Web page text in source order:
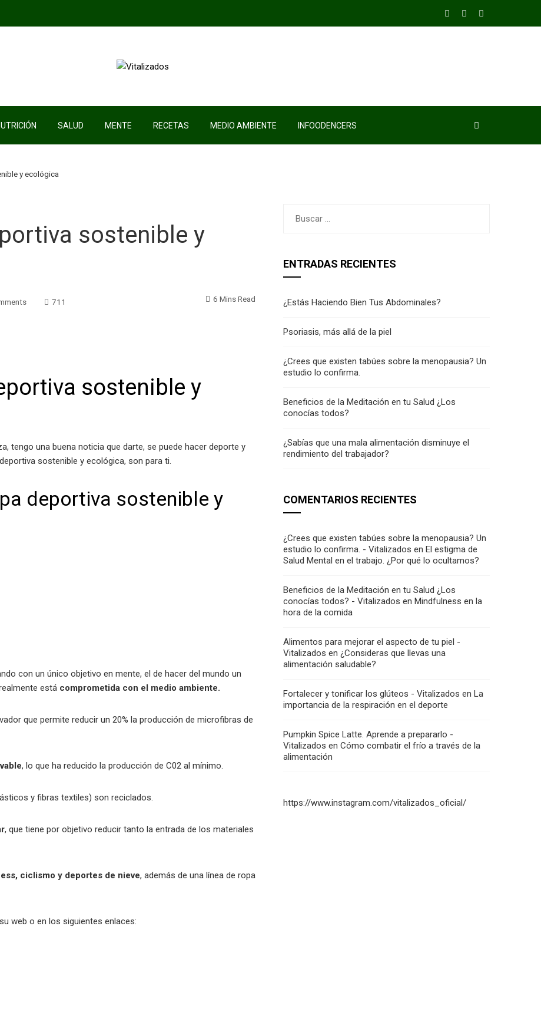
SALUD MENTE RECETAS MEDIO AMBIENTE INFOODENCERS
y ecológica
sostenible y
711 6 Mins Read
sostenible y
tengo una buena noticia que darte, se puede hacer deporte y
sostenible y ecológica, son para ti.
deportiva sostenible y
con un único objetivo en mente, el de hacer del mundo un
está comprometida con el medio ambiente.
que permite reducir un 20% la producción de microfibras de
, lo que ha reducido la producción de C02 al mínimo.
y fibras textiles) son reciclados.
, que tiene por objetivo reducir tanto la entrada de los materiales
ciclismo y deportes de nieve, además de una línea de ropa
web o en los siguientes enlaces:
ENTRADAS RECIENTES
¿Estás Haciendo Bien Tus Abdominales?
Psoriasis, más allá de la piel
¿Crees que existen tabúes sobre la menopausia? Un
estudio lo confirma.
Beneficios de la Meditación en tu Salud ¿Los
conocías todos?
¿Sabías que una mala alimentación disminuye el
rendimiento del trabajador?
COMENTARIOS RECIENTES
¿Crees que existen tabúes sobre la menopausia? Un
estudio lo confirma. - Vitalizados en El estigma de
Salud Mental en el trabajo. ¿Por qué lo ocultamos?
Beneficios de la Meditación en tu Salud ¿Los
conocías todos? - Vitalizados en Mindfulness en la
hora de la comida
Alimentos para mejorar el aspecto de tu piel -
Vitalizados en ¿Consideras que llevas una
alimentación saludable?
Fortalecer y tonificar los glúteos - Vitalizados en La
importancia de la respiración en el deporte
Pumpkin Spice Latte. Aprende a prepararlo -
Vitalizados en Cómo combatir el frío a través de la
alimentación
https://www.instagram.com/vitalizados_oficial/